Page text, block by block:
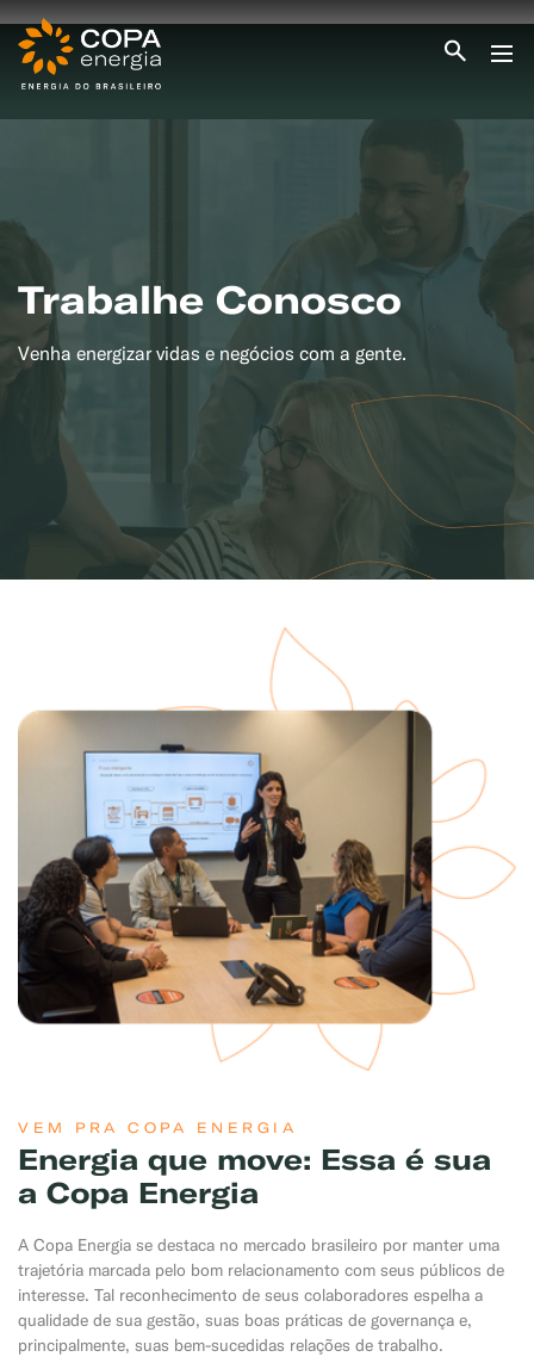
PEÇA GÁS
ENCONTRE UMA REVENDA
MEDIÇÃO INDIVIDUALIZADA
Trabalhe Conosco
Venha energizar vidas e negócios com a gente.
VEM PRA COPA ENERGIA
Energia que move: Essa é sua
a Copa Energia
A Copa Energia se destaca no mercado brasileiro por manter uma
trajetória marcada pelo bom relacionamento com seus públicos de
interesse. Tal reconhecimento de seus colaboradores espelha a
qualidade de sua gestão, suas boas práticas de governança e,
principalmente, suas bem-sucedidas relações de trabalho.